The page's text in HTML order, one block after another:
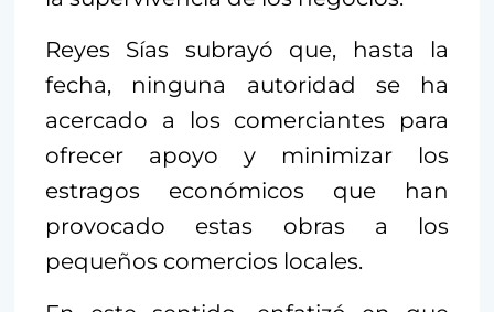
Reyes Sías subrayó que, hasta la
fecha, ninguna autoridad se ha
acercado a los comerciantes para
ofrecer apoyo y minimizar los
estragos económicos que han
provocado estas obras a los
pequeños comercios locales.